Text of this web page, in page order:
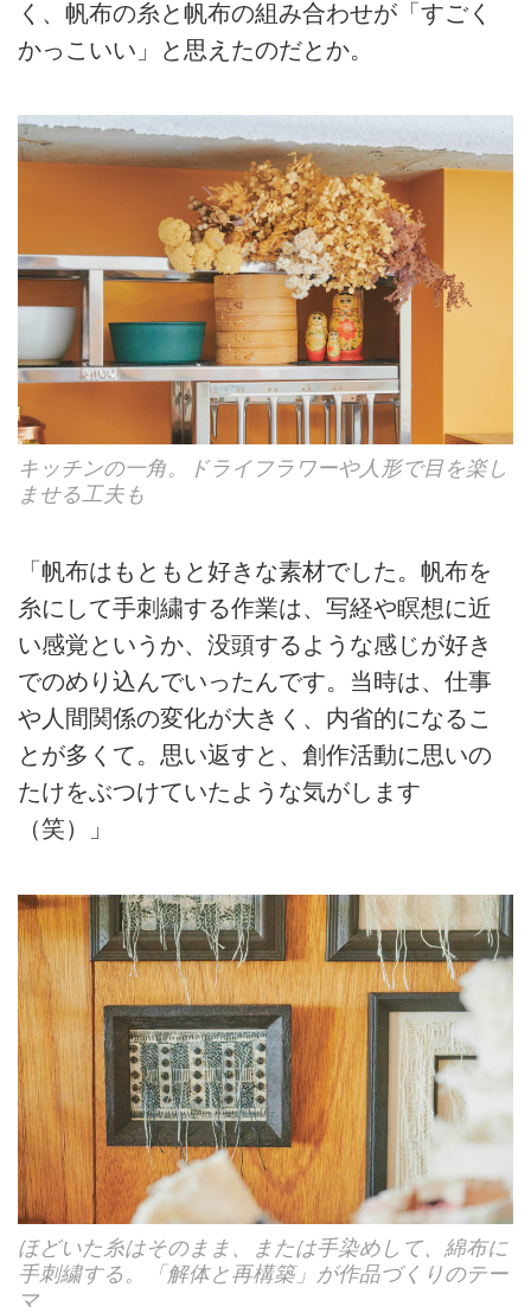
く、帆布の糸と帆布の組み合わせが「すごく
かっこいい」と思えたのだとか。
キッチンの一角。ドライフラワーや人形で目を楽し
ませる工夫も
「帆布はもともと好きな素材でした。帆布を
糸にして手刺繍する作業は、写経や瞑想に近
い感覚というか、没頭するような感じが好き
でのめり込んでいったんです。当時は、仕事
や人間関係の変化が大きく、内省的になるこ
とが多くて。思い返すと、創作活動に思いの
たけをぶつけていたような気がします
（笑）」
ほどいた糸はそのまま、または手染めして、綿布に
手刺繍する。「解体と再構築」が作品づくりのテー
マ